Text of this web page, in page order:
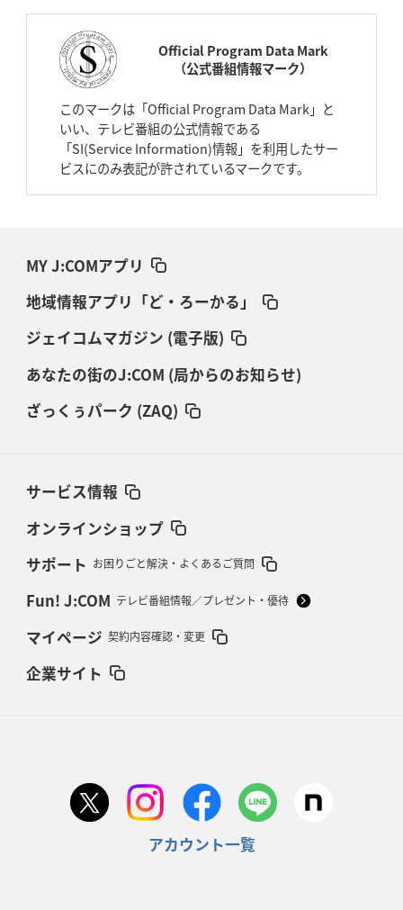
Official Program Data Mark
（公式番組情報マーク）
このマークは「Official Program Data Mark」と
いい、テレビ番組の公式情報である
「SI(Service Information)情報」を利用したサー
ビスにのみ表記が許されているマークです。
MY J:COMアプリ
地域情報アプリ「ど・ろーかる」
ジェイコムマガジン (電子版)
あなたの街のJ:COM (局からのお知らせ)
ざっくぅパーク (ZAQ)
サービス情報
オンラインショップ
サポート お困りごと解決・よくあるご質問
Fun! J:COM テレビ番組情報／プレゼント・優待
マイページ 契約内容確認・変更
企業サイト
アカウント一覧